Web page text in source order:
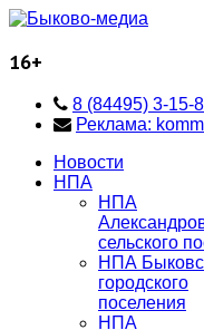
16+
8 (84495) 3-15-
Реклама:
Новости
НПА
НПА
сельского
НПА
городского
поселения
НПА